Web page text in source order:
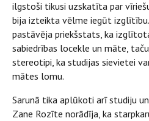
ilgstoši tikusi uzskatīta par
bija izteikta vēlme iegūt izglītību.
pastāvēja priekšstats, ka
sabiedrības locekle un māte,
stereotipi, ka studijas sievietei
mātes lomu.
Sarunā tika aplūkoti arī studiju
Zane Rozīte norādīja, ka